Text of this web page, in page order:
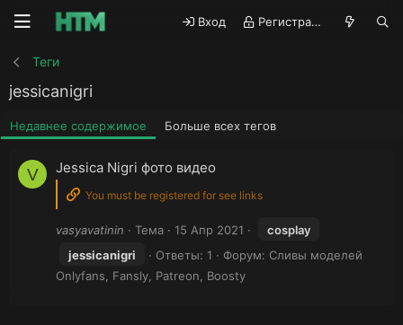
Вход Регистрация
Теги
jessicanigri
Недавнее содержимое Больше всех тегов
V Jessica Nigri фото видео
You must be registered for see links
vasyavatinin Тема 15 Апр 2021
cosplay
jessicanigri
Ответы: 1 Форум: Сливы моделей
Onlyfans, Fansly, Patreon, Boosty